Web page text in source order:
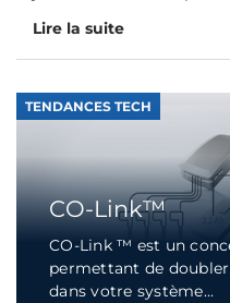
Lire la suite
TENDANCES TECH
CO-Link™
CO-Link ™ est un
permettant de
dans votre système...